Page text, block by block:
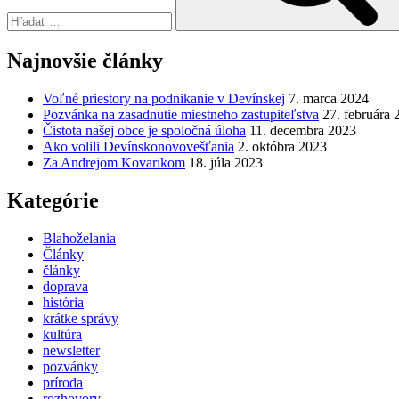
Najnovšie články
Voľné priestory na podnikanie v Devínskej 7. marca 2024
Pozvánka na zasadnutie miestneho zastupiteľstva 27. februára
Čistota našej obce je spoločná úloha 11. decembra 2023
Ako volili Devínskonovovešťania 2. októbra 2023
Za Andrejom Kovarikom 18. júla 2023
Kategórie
Blahoželania
Články
články
doprava
história
krátke správy
kultúra
newsletter
pozvánky
príroda